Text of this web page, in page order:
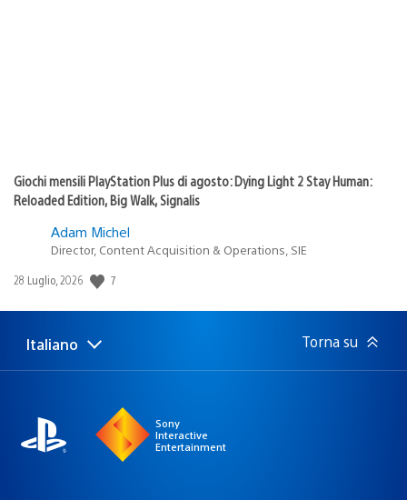
Giochi mensili PlayStation Plus di agosto: Dying Light 2 Stay Human:
Reloaded Edition, Big Walk, Signalis
Adam Michel
Director, Content Acquisition & Operations, SIE
Data
pubblicazione:
28 Luglio, 2026 7
Seleziona
Regione
Italiano Torna su
Sony
Interactive
Entertainment